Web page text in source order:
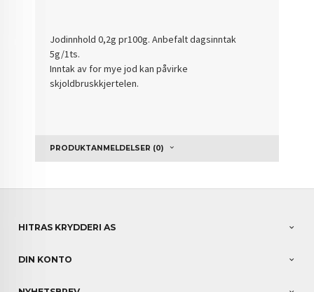
Jodinnhold 0,2g pr100g. Anbefalt dagsinntak
5g/1ts.
Inntak av for mye jod kan påvirke
skjoldbruskkjertelen.
PRODUKTANMELDELSER (0)
HITRAS KRYDDERI AS
DIN KONTO